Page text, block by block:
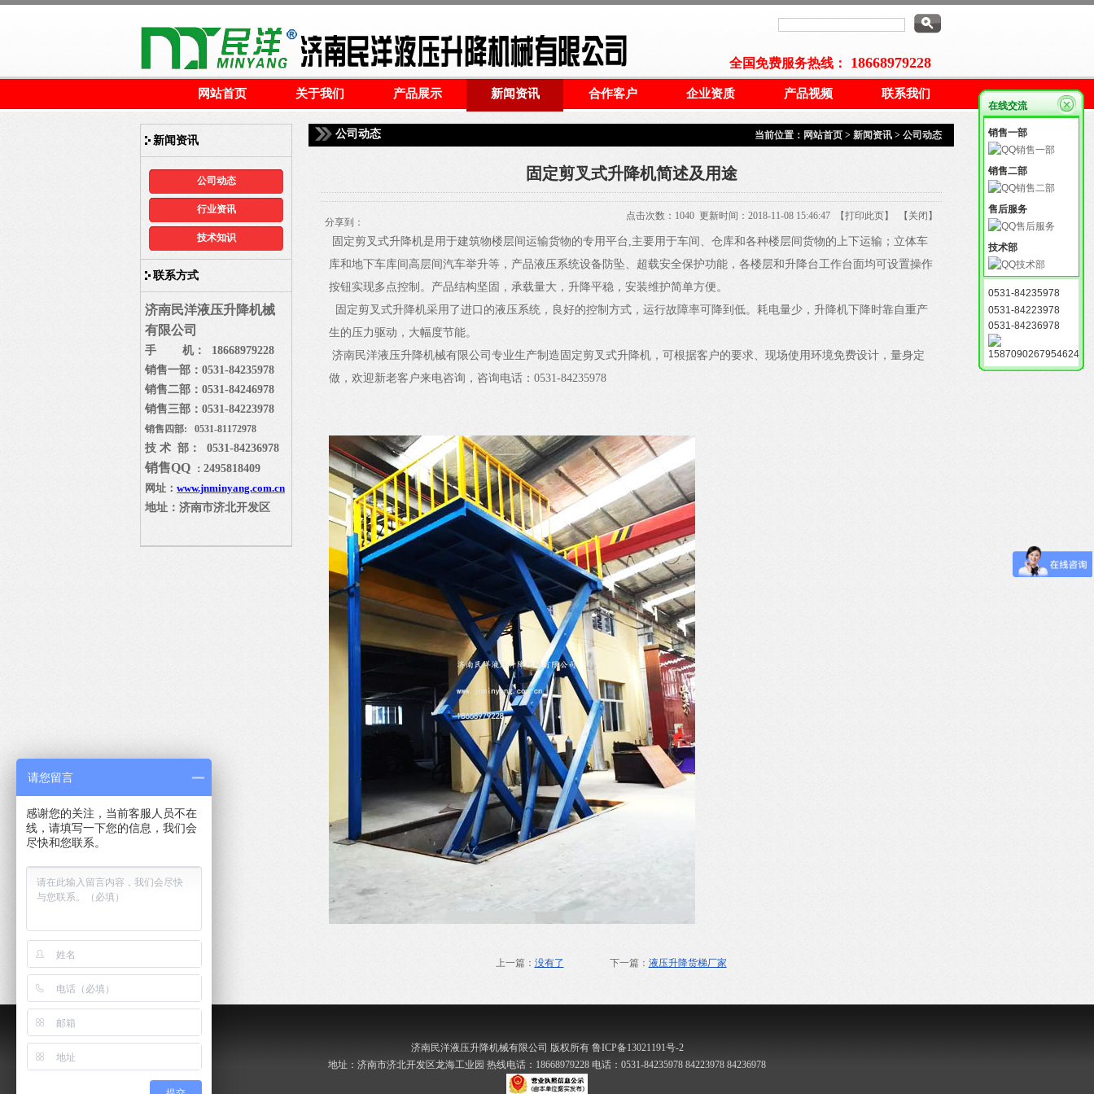
全国免费服务热线： 18668979228
网站首页 关于我们 产品展示 新闻资讯 合作客户 企业资质 产品视频 联系我们
新闻资讯
公司动态
行业资讯
技术知识
联系方式
济南民洋液压升降机械
有限公司
手 机： 18668979228
销售一部： 0531-84235978
销售二部： 0531-84246978
销售三部： 0531-84223978
销售四部: 0531-81172978
技 术 部： 0531-84236978
销售QQ ： 2495818409
网址： www.jnminyang.com.cn
地址：济南市济北开发区
当前位置： 网站首页 > 新闻资讯 > 公司动态
公司动态
固定剪叉式升降机简述及用途
分享到：
点击次数： 1040 更新时间：2018-11-08 15:46:47 【打印此页】 【 关闭 】
固定剪叉式升降机是用于建筑物楼层间运输货物的专用平台,主要用于车间、仓库和各种楼层间货物的上下运输；立体车
库和地下车库间高层间汽车举升等，产品液压系统设备防坠、超载安全保护功能，各楼层和升降台工作台面均可设置操作
按钮实现多点控制。产品结构坚固，承载量大，升降平稳，安装维护简单方便。
固定剪叉式升降机采用了进口的液压系统，良好的控制方式，运行故障率可降到低。耗电量少，升降机下降时靠自重产
生的压力驱动，大幅度节能。
济南民洋液压升降机械有限公司专业生产制造固定剪叉式升降机，可根据客户的要求、现场使用环境免费设计，量身定
做，欢迎新老客户来电咨询，咨询电话：0531-84235978
上一篇： 没有了 下一篇： 液压升降货梯厂家
济南民洋液压升降机械有限公司 版权所有 鲁ICP备13021191号-2
地址：济南市济北开发区龙海工业园 热线电话：18668979228 电话：0531-84235978 84223978 84236978
在线交流
销售一部
销售二部
售后服务
技术部
0531-84235978
0531-84223978
0531-84236978
请您留言
感谢您的关注，当前客服人员不在
线，请填写一下您的信息，我们会
尽快和您联系。